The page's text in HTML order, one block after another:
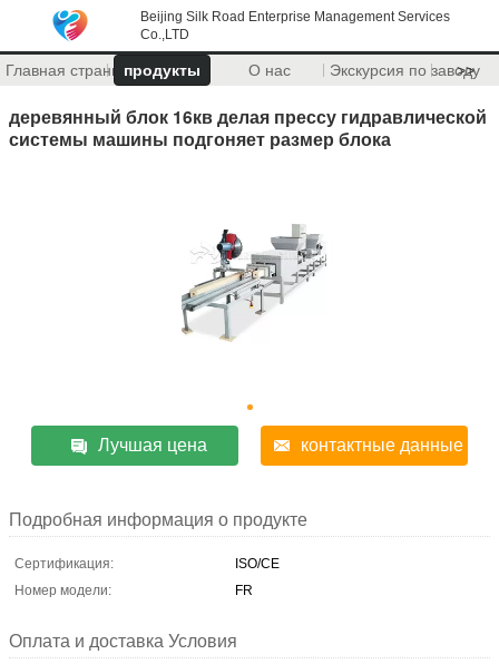
Beijing Silk Road Enterprise Management Services
Co.,LTD
Главная страницапродукты О нас Экскурсия по заводу
>>
деревянный блок 16кв делая прессу гидравлической
системы машины подгоняет размер блока
Лучшая цена контактные данные
Подробная информация о продукте
Сертификация:
ISO/CE
Номер модели:
FR
Оплата и доставка Условия